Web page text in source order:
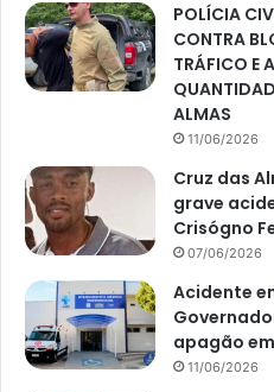
POLÍCIA
CONTRA
TRÁFICO E
ALMAS
11/06/2026
Cruz das
grave
Crisógno
07/06/2026
Acidente
apagão
11/06/2026